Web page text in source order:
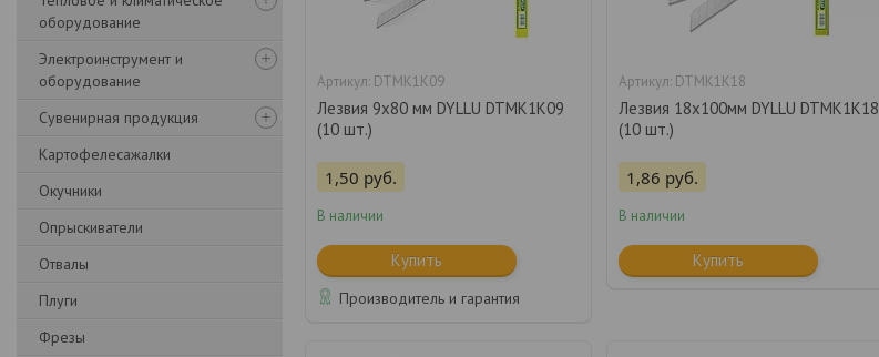
оборудование
Электроинструмент и
оборудование
Сувенирная продукция
Картофелесажалки
Окучники
Опрыскиватели
Отвалы
Плуги
Фрезы
DTMK1K09
Лезвия 9x80 мм DYLLU DTMK1K09
(10 шт.)
1,50 руб.
В наличии
Купить
Производитель и гарантия
DTMK1K18
Лезвия 18х100мм DYLLU DTMK1K18
(10 шт.)
1,86 руб.
В наличии
Купить